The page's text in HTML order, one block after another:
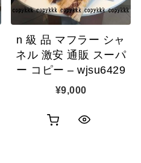
n 級 品 マフラー シャ
ネル 激安 通販 スーパ
ー コピー – wjsu6429
¥9,000